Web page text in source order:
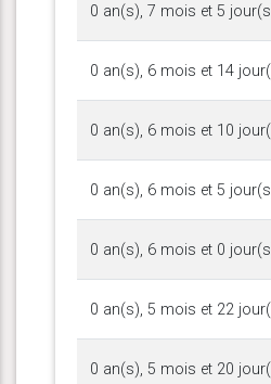
0 an(s), 7 mois et 5
0 an(s), 6 mois et 14
0 an(s), 6 mois et 10
0 an(s), 6 mois et 5
0 an(s), 6 mois et 0
0 an(s), 5 mois et 22
0 an(s), 5 mois et 20